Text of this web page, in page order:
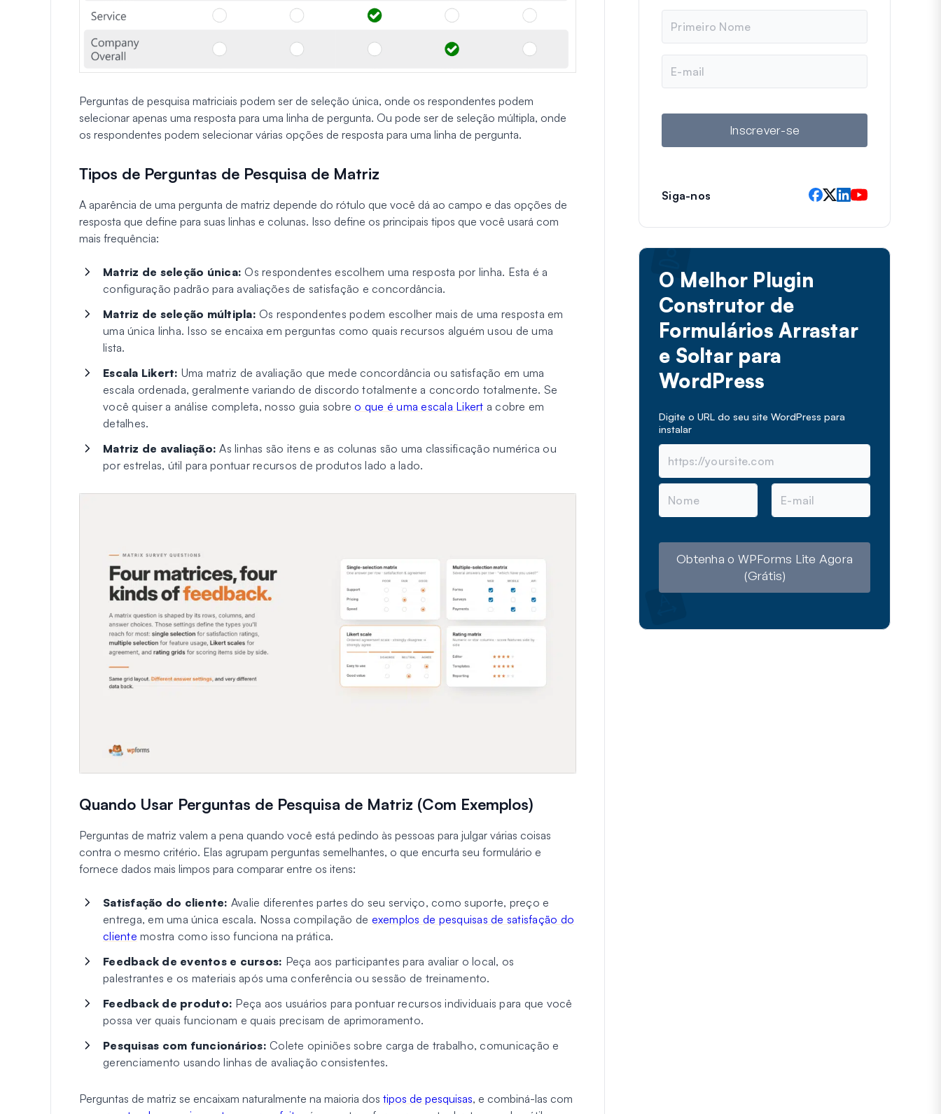
Perguntas de pesquisa matriciais podem ser de seleção única, onde os respondentes podem
selecionar apenas uma resposta para uma linha de pergunta. Ou pode ser de seleção múltipla, onde
os respondentes podem selecionar várias opções de resposta para uma linha de pergunta.
Tipos de Perguntas de Pesquisa de Matriz
A aparência de uma pergunta de matriz depende do rótulo que você dá ao campo e das opções de
resposta que define para suas linhas e colunas. Isso define os principais tipos que você usará com
mais frequência:
Matriz de seleção única: Os respondentes escolhem uma resposta por linha. Esta é a
configuração padrão para avaliações de satisfação e concordância.
Matriz de seleção múltipla: Os respondentes podem escolher mais de uma resposta em
uma única linha. Isso se encaixa em perguntas como quais recursos alguém usou de uma
lista.
Escala Likert: Uma matriz de avaliação que mede concordância ou satisfação em uma
escala ordenada, geralmente variando de discordo totalmente a concordo totalmente. Se
você quiser a análise completa, nosso guia sobreo que é uma escala Likert a cobre em
detalhes.
Matriz de avaliação: As linhas são itens e as colunas são uma classificação numérica ou
por estrelas, útil para pontuar recursos de produtos lado a lado.
Quando Usar Perguntas de Pesquisa de Matriz (Com Exemplos)
Perguntas de matriz valem a pena quando você está pedindo às pessoas para julgar várias coisas
contra o mesmo critério. Elas agrupam perguntas semelhantes, o que encurta seu formulário e
fornece dados mais limpos para comparar entre os itens:
Satisfação do cliente: Avalie diferentes partes do seu serviço, como suporte, preço e
entrega, em uma única escala. Nossa compilação de exemplos de pesquisas de satisfação do
cliente mostra como isso funciona na prática.
Feedback de eventos e cursos: Peça aos participantes para avaliar o local, os
palestrantes e os materiais após uma conferência ou sessão de treinamento.
Feedback de produto: Peça aos usuários para pontuar recursos individuais para que você
possa ver quais funcionam e quais precisam de aprimoramento.
Pesquisas com funcionários: Colete opiniões sobre carga de trabalho, comunicação e
gerenciamento usando linhas de avaliação consistentes.
Perguntas de matriz se encaixam naturalmente na maioria dos tipos de pesquisas, e combiná-las com
m
e
m
i
Inscrever-se
Siga-nos
O Melhor Plugin
Construtor de
Formulários Arrastar
e Soltar para
WordPress
Digite o URL do seu site WordPress para
instalar
N
m
E
m
Obtenha o WPForms Lite Agora
(Grátis)